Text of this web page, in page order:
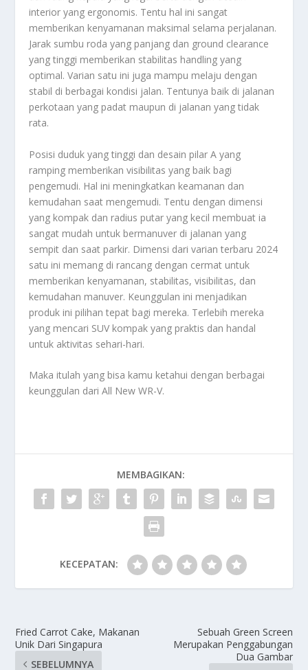
interior yang ergonomis. Tentu hal ini sangat
memberikan kenyamanan maksimal selama perjalanan.
Jarak sumbu roda yang panjang dan ground clearance
yang tinggi memberikan stabilitas handling yang
optimal. Varian satu ini juga mampu melaju dengan
stabil di berbagai kondisi jalan. Tentunya baik di jalanan
perkotaan yang padat maupun di jalanan yang tidak
rata.
Posisi duduk yang tinggi dan desain pilar A yang
ramping memberikan visibilitas yang baik bagi
pengemudi. Hal ini meningkatkan keamanan dan
kemudahan saat mengemudi. Tentu dengan dimensi
yang kompak dan radius putar yang kecil membuat ia
sangat mudah untuk bermanuver di jalanan yang
sempit dan saat parkir. Dimensi dari varian terbaru 2024
satu ini memang di rancang dengan cermat untuk
memberikan kenyamanan, stabilitas, visibilitas, dan
kemudahan manuver. Keunggulan ini menjadikan
produk ini pilihan tepat bagi mereka. Terlebih mereka
yang mencari SUV kompak yang praktis dan handal
untuk aktivitas sehari-hari.
Maka itulah yang bisa kamu ketahui dengan berbagai
keunggulan dariAll New WR-V.
MEMBAGIKAN:
KECEPATAN:
Fried Carrot Cake, Makanan
Unik Dari Singapura
SEBELUMNYA
Sebuah Green Screen
Merupakan Penggabungan
Dua Gambar